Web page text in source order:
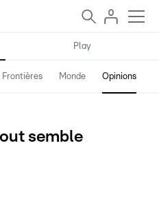
Play
Frontières Monde Opinions
semble